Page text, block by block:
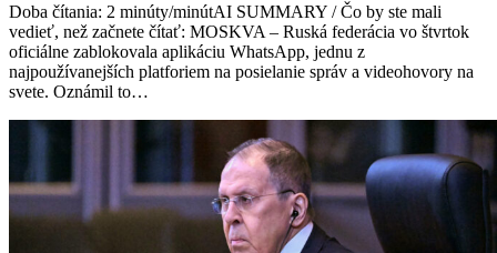
o
porušovaní
zákona,
Meta
presmerovaní
aplikáciu
Doba čítania: 2 minúty/minútAI SUMMARY / Čo by ste mali
vedieť, než začnete čítať: MOSKVA – Ruská federácia vo štvrtok
oficiálne zablokovala aplikáciu WhatsApp, jednu z
najpoužívanejších platforiem na posielanie správ a videohovory na
svete. Oznámil to…